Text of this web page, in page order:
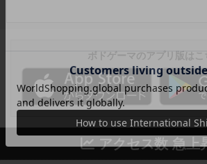
ボドゲーマのアプリ版はこ
アクセス数 急上